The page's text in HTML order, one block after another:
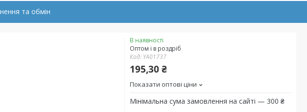
та обмін
В наявності
Оптом і в роздріб
Код: YA01737
195,30 ₴
Показати оптові ціни
Мінімальна сума замовлення на сайті — 300 ₴